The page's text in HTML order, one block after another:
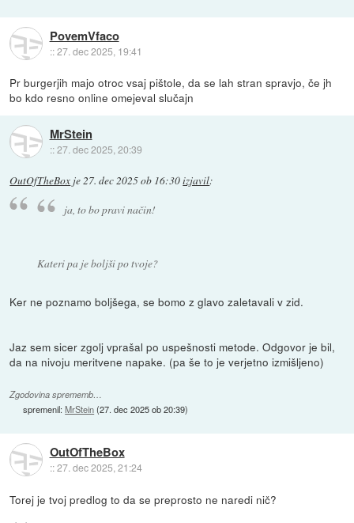
PovemVfaco
::27. dec 2025, 19:41
Pr burgerjih majo otroc vsaj pištole, da se lah stran spravjo, če jh
bo kdo resno online omejeval slučajn
MrStein
::27. dec 2025, 20:39
OutOfTheBox je27. dec 2025 ob 16:30izjavil:
ja, to bo pravi način!
Kateri pa je boljši po tvoje?
Ker ne poznamo boljšega, se bomo z glavo zaletavali v zid.
Jaz sem sicer zgolj vprašal po uspešnosti metode. Odgovor je bil,
da na nivoju meritvene napake. (pa še to je verjetno izmišljeno)
Zgodovina sprememb…
spremenil:MrStein(27. dec 2025 ob 20:39)
OutOfTheBox
::27. dec 2025, 21:24
Torej je tvoj predlog to da se preprosto ne naredi nič?